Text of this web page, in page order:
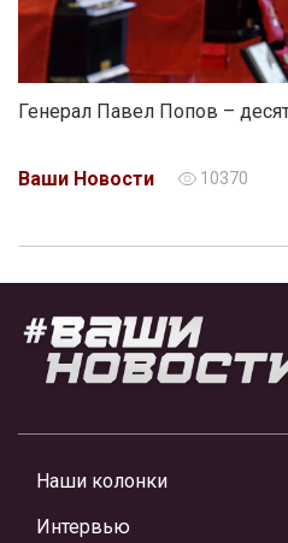
Генерал Павел Попов –
Ваши Новости 10370
Наши колонки
Интервью